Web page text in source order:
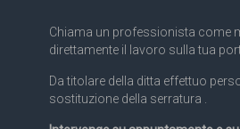
Chiama un professionista come
direttamente il lavoro sulla tua
Da titolare della ditta effettuo
sostituzione della serratura .